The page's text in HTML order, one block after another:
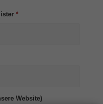
*
Website)